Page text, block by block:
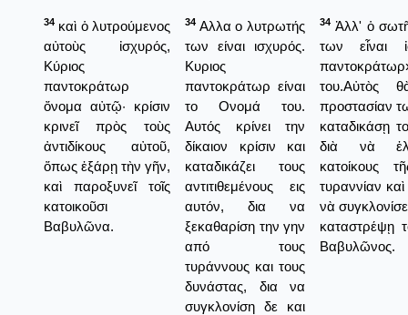
34 καὶ ὁ λυτρούμενος
αὐτοὺς ἰσχυρός,
Κύριος
παντοκράτωρ
ὄνομα αὐτῷ· κρίσιν
κρινεῖ πρὸς τοὺς
ἀντιδίκους αὐτοῦ,
ὅπως ἐξάρῃ τὴν γῆν,
καὶ παροξυνεῖ τοῖς
κατοικοῦσι
Βαβυλῶνα.
34 Αλλα ο λυτρωτής
των είναι ισχυρός.
Κυριος
παντοκράτωρ είναι
το Ονομά του.
Αυτός κρίνει την
δίκαιον κρίσιν και
καταδικάζει τους
αντιτιθεμένους εις
αυτόν, δια να
ξεκαθαρίση την γην
από τους
τυράννους και τους
δυνάστας, δια να
συγκλονίση δε και
34 Ἀλλ' ὁ
των εἶναι
του.Αὐτὸς
προστασίαν
καταδικάσῃ
διὰ νὰ
κατοίκους
τυραννίαν καὶ
νὰ
καταστρέψῃ
Βαβυλῶνος.